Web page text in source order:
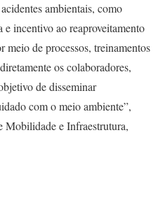
ambientais, como
incentivo ao reaproveitamento
meio de processos, treinamentos
os colaboradores,
de disseminar
com o meio ambiente”,
Mobilidade e Infraestrutura,